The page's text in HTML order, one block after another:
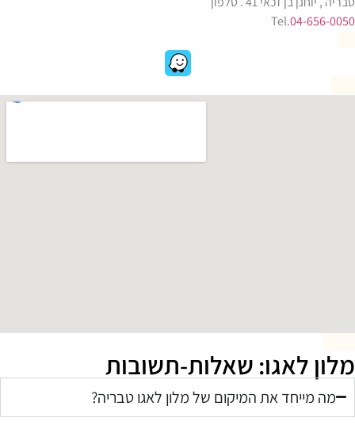
Tel.04-656-0050
מלון לאגו: שאלות-תשובות
מה מייחד את המיקום של מלון לאגו טבריה?